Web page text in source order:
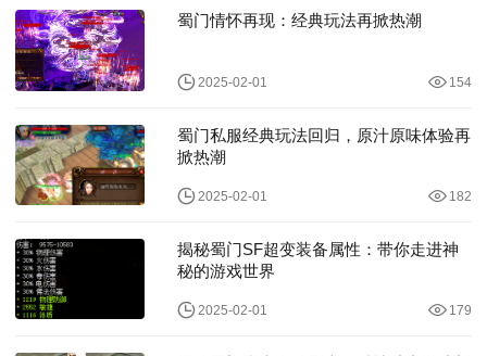
蜀门情怀再现：经典玩法再掀热潮
2025-02-01 154
蜀门私服经典玩法回归，原汁原味体验再
掀热潮
2025-02-01 182
揭秘蜀门SF超变装备属性：带你走进神
秘的游戏世界
2025-02-01 179